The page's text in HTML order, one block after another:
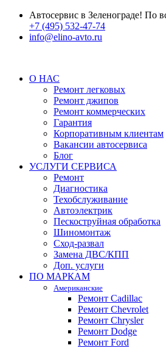
Автосервис в Зеленограде! По
+7 (495) 532-47-74
info@elino-avto.ru
О НАС
Ремонт легковых
Ремонт джипов
Ремонт коммерческих
Гарантия
Корпоративным клиентам
Вакансии автосервиса
Блог
УСЛУГИ СЕРВИСА
Ремонт
Диагностика
Техобслуживание
Автоэлектрик
Пескоструйная обработка
Шиномонтаж
Сход-развал
Замена ДВС/КПП
Доп. услуги
ПО МАРКАМ
Американские
Ремонт Cadillac
Ремонт Chevrolet
Ремонт Chrysler
Ремонт Dodge
Ремонт Ford